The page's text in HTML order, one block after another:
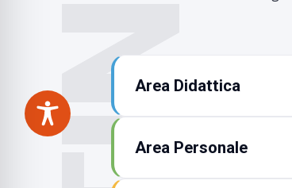
Area Didattica
Area Personale